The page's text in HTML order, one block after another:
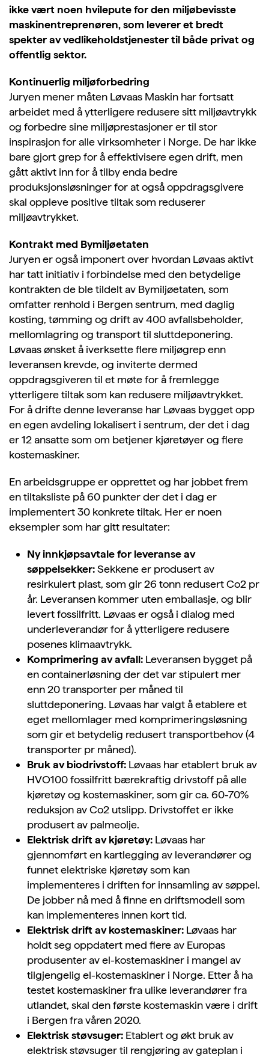
ikke vært noen hvilepute for den miljøbevisste
maskinentreprenøren, som leverer et bredt
spekter av vedlikeholdstjenester til både privat og
offentlig sektor.
Kontinuerlig miljøforbedring
Juryen mener måten Løvaas Maskin har fortsatt
arbeidet med å ytterligere redusere sitt miljøavtrykk
og forbedre sine miljøprestasjoner er til stor
inspirasjon for alle virksomheter i Norge. De har ikke
bare gjort grep for å effektivisere egen drift, men
gått aktivt inn for å tilby enda bedre
produksjonsløsninger for at også oppdragsgivere
skal oppleve positive tiltak som reduserer
miljøavtrykket.
Kontrakt med Bymiljøetaten
Juryen er også imponert over hvordan Løvaas aktivt
har tatt initiativ i forbindelse med den betydelige
kontrakten de ble tildelt av Bymiljøetaten, som
omfatter renhold i Bergen sentrum, med daglig
kosting, tømming og drift av 400 avfallsbeholder,
mellomlagring og transport til sluttdeponering.
Løvaas ønsket å iverksette flere miljøgrep enn
leveransen krevde, og inviterte dermed
oppdragsgiveren til et møte for å fremlegge
ytterligere tiltak som kan redusere miljøavtrykket.
For å drifte denne leveranse har Løvaas bygget opp
en egen avdeling lokalisert i sentrum, der det i dag
er 12 ansatte som om betjener kjøretøyer og flere
kostemaskiner.
En arbeidsgruppe er opprettet og har jobbet frem
en tiltaksliste på 60 punkter der det i dag er
implementert 30 konkrete tiltak. Her er noen
eksempler som har gitt resultater:
Ny innkjøpsavtale for leveranse av
søppelsekker:Sekkene er produsert av
resirkulert plast, som gir 26 tonn redusert Co2 pr
år. Leveransen kommer uten emballasje, og blir
levert fossilfritt. Løvaas er også i dialog med
underleverandør for å ytterligere redusere
posenes klimaavtrykk.
Komprimering av avfall: Leveransen bygget på
en containerløsning der det var stipulert mer
enn 20 transporter per måned til
sluttdeponering. Løvaas har valgt å etablere et
eget mellomlager med komprimeringsløsning
som gir et betydelig redusert transportbehov (4
transporter pr måned).
Bruk av biodrivstoff: Løvaas har etablert bruk av
HVO100 fossilfritt bærekraftig drivstoff på alle
kjøretøy og kostemaskiner, som gir ca. 60-70%
reduksjon av Co2 utslipp. Drivstoffet er ikke
produsert av palmeolje.
Elektrisk drift av kjøretøy: Løvaas har
gjennomført en kartlegging av leverandører og
funnet elektriske kjøretøy som kan
implementeres i driften for innsamling av søppel.
De jobber nå med å finne en driftsmodell som
kan implementeres innen kort tid.
Elektrisk drift av kostemaskiner: Løvaas har
holdt seg oppdatert med flere av Europas
produsenter av el-kostemaskiner i mangel av
tilgjengelig el-kostemaskiner i Norge. Etter å ha
testet kostemaskiner fra ulike leverandører fra
utlandet, skal den første kostemaskin være i drift
i Bergen fra våren 2020.
Elektrisk støvsuger: Etablert og økt bruk av
elektrisk støvsuger til rengjøring av gateplan i